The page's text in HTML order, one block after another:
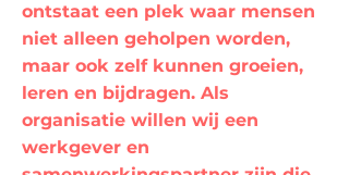
ontstaat een plek waar mensen
niet alleen geholpen worden,
maar ook zelf kunnen groeien,
leren en bijdragen. Als
organisatie willen wij een
werkgever en